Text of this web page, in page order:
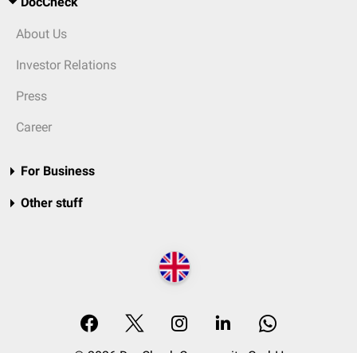
About Us
Investor Relations
Press
Career
For Business
Other stuff